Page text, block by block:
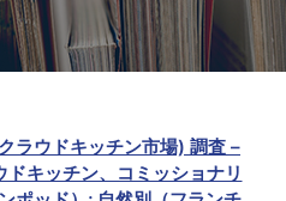
ウドキッチン市場) 調査 –
キッチン、コミッショナリ